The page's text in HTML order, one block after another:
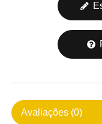
Avaliações (0)